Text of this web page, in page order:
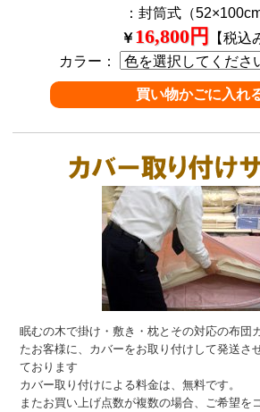
：封筒式（52×100cm
￥16,800円
【税込
カラー：
眠むの木で掛け・敷き・枕とその対応の布団
たお客様に、カバーをお取り付けして発送さ
ております
カバー取り付けによる料金は、無料です。
またお買い上げ点数が複数の場合、ご希望を